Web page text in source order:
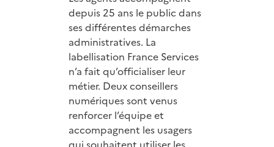
depuis 25 ans le public dans
ses différentes démarches
administratives. La
labellisation France Services
n’a fait qu’officialiser leur
métier. Deux conseillers
numériques sont venus
renforcer l’équipe et
accompagnent les usagers